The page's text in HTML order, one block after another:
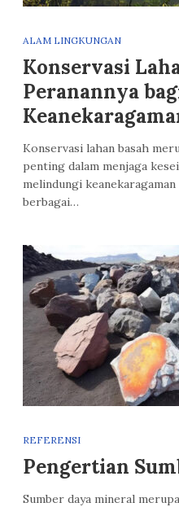
ALAM LINGKUNGAN
Konservasi
Peranannya
Konservasi lahan basah
penting dalam menjaga
melindungi
berbagai…
REFERENSI
Pengertian
Sumber daya mineral